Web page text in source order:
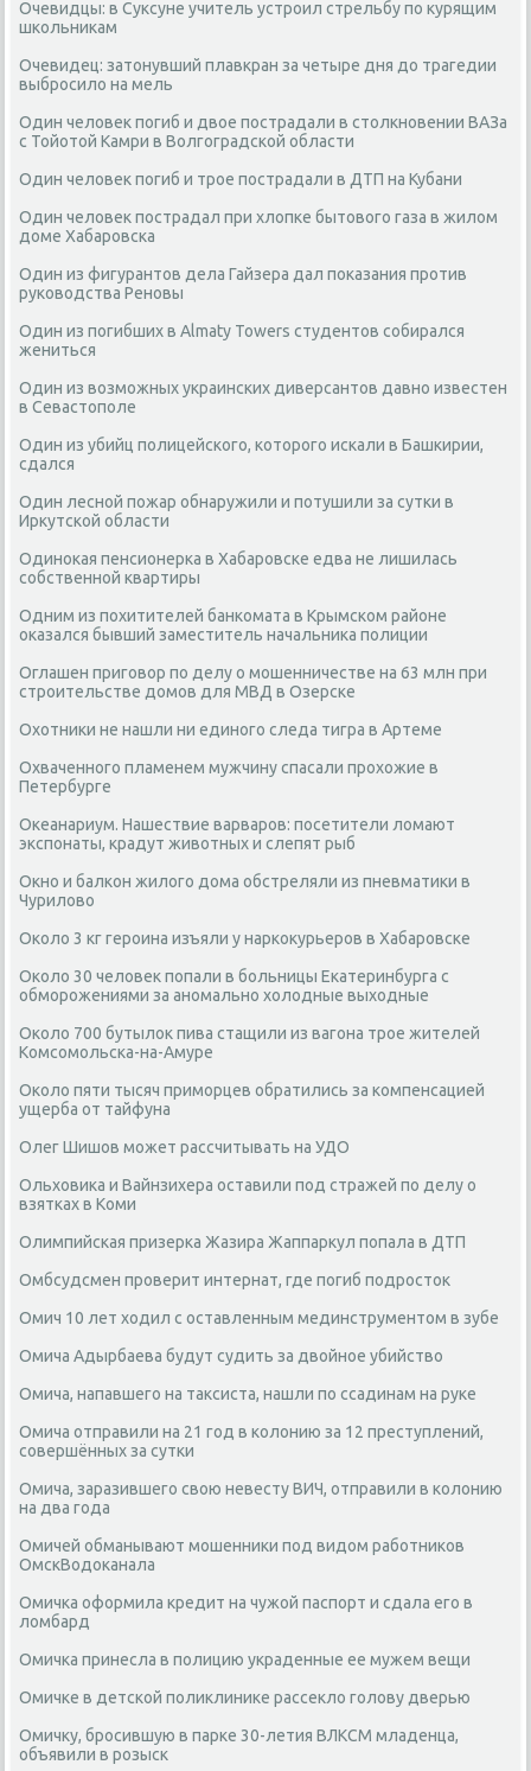
Очевидцы: в Суксуне учитель устроил стрельбу по курящим
школьникам
Очевидец: затонувший плавкран за четыре дня до трагедии
выбросило на мель
Один человек погиб и двое пострадали в столкновении ВАЗа
с Тойотой Камри в Волгоградской области
Один человек погиб и трое пострадали в ДТП на Кубани
Один человек пострадал при хлопке бытового газа в жилом
доме Хабаровска
Один из фигурантов дела Гайзера дал показания против
руководства Реновы
Один из погибших в Almaty Towers студентов собирался
жениться
Один из возможных украинских диверсантов давно известен
в Севастополе
Один из убийц полицейского, которого искали в Башкирии,
сдался
Один лесной пожар обнаружили и потушили за сутки в
Иркутской области
Одинокая пенсионерка в Хабаровске едва не лишилась
собственной квартиры
Одним из похитителей банкомата в Крымском районе
оказался бывший заместитель начальника полиции
Оглашен приговор по делу о мошенничестве на 63 млн при
строительстве домов для МВД в Озерске
Охотники не нашли ни единого следа тигра в Артеме
Охваченного пламенем мужчину спасали прохожие в
Петербурге
Океанариум. Нашествие варваров: посетители ломают
экспонаты, крадут животных и слепят рыб
Окно и балкон жилого дома обстреляли из пневматики в
Чурилово
Около 3 кг героина изъяли у наркокурьеров в Хабаровске
Около 30 человек попали в больницы Екатеринбурга с
обморожениями за аномально холодные выходные
Около 700 бутылок пива стащили из вагона трое жителей
Комсомольска-на-Амуре
Около пяти тысяч приморцев обратились за компенсацией
ущерба от тайфуна
Олег Шишов может рассчитывать на УДО
Ольховика и Вайнзихера оставили под стражей по делу о
взятках в Коми
Олимпийская призерка Жазира Жаппаркул попала в ДТП
Омбсудсмен проверит интернат, где погиб подросток
Омич 10 лет ходил с оставленным мединструментом в зубе
Омича Адырбаева будут судить за двойное убийство
Омича, напавшего на таксиста, нашли по ссадинам на руке
Омича отправили на 21 год в колонию за 12 преступлений,
совершённых за сутки
Омича, заразившего свою невесту ВИЧ, отправили в колонию
на два года
Омичей обманывают мошенники под видом работников
ОмскВодоканала
Омичка оформила кредит на чужой паспорт и сдала его в
ломбард
Омичка принесла в полицию украденные ее мужем вещи
Омичке в детской поликлинике рассекло голову дверью
Омичку, бросившую в парке 30-летия ВЛКСМ младенца,
объявили в розыск